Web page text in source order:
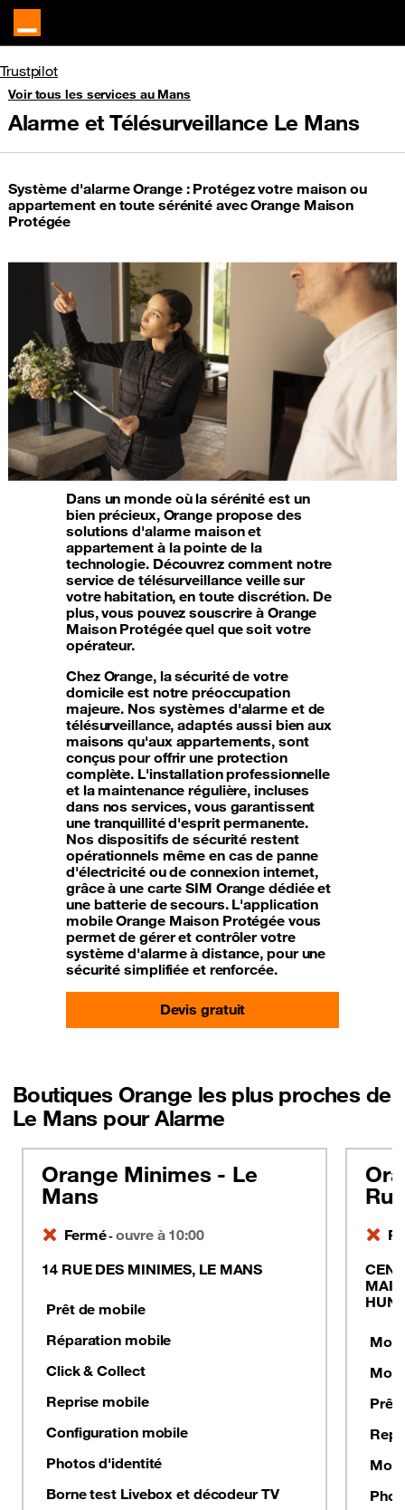
Trustpilot
Voir tous les services au Mans
Alarme et Télésurveillance Le Mans
Système d'alarme Orange : Protégez votre maison ou
appartement en toute sérénité avec Orange Maison
Protégée
Dans un monde où la sérénité est un
bien précieux, Orange propose des
solutions d'alarme maison et
appartement à la pointe de la
technologie. Découvrez comment notre
service de télésurveillance veille sur
votre habitation, en toute discrétion. De
plus, vous pouvez souscrire à Orange
Maison Protégée quel que soit votre
opérateur.
Chez Orange, la sécurité de votre
domicile est notre préoccupation
majeure. Nos systèmes d'alarme et de
télésurveillance, adaptés aussi bien aux
maisons qu'aux appartements, sont
conçus pour offrir une protection
complète. L'installation professionnelle
et la maintenance régulière, incluses
dans nos services, vous garantissent
une tranquillité d'esprit permanente.
Nos dispositifs de sécurité restent
opérationnels même en cas de panne
d'électricité ou de connexion internet,
grâce à une carte SIM Orange dédiée et
une batterie de secours. L'application
mobile Orange Maison Protégée vous
permet de gérer et contrôler votre
système d'alarme à distance, pour une
sécurité simplifiée et renforcée.
Devis gratuit
Boutiques Orange les plus proches de
Le Mans pour Alarme
Orange Minimes - Le
Mans
Fermé-ouvre à 10:00
14 RUE DES MINIMES, LE MANS
Prêt de mobile
Réparation mobile
Click & Collect
Reprise mobile
Configuration mobile
Photos d'identité
Borne test Livebox et décodeur TV
Prêt